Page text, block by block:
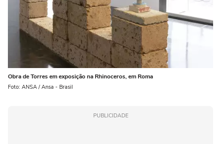
Obra de Torres em exposição na Rhinoceros, em Roma
Foto: ANSA / Ansa - Brasil
PUBLICIDADE